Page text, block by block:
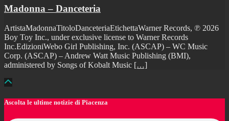
Madonna – Danceteria
ArtistaMadonnaTitoloDanceteriaEtichettaWarner Records, ℗ 2026
Boy Toy Inc., under exclusive license to Warner Records
Inc.EdizioniWebo Girl Publishing, Inc. (ASCAP) – WC Music
Corp. (ASCAP) – Andrew Watt Music Publishing (BMI),
administered by Songs of Kobalt Music […]
Ascolta le ultime notizie di Piacenza